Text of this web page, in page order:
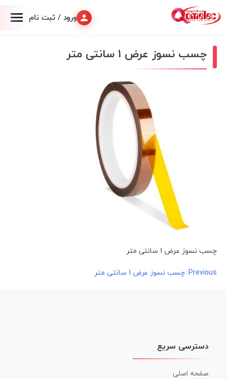
ورود / ثبت نام
چسب نسوز عرض 1 سانتی متر
چسب نسوز عرض 1 سانتی متر
راهبری
Previous: چسب نسوز عرض 1 سانتی متر
دسترسی سریع
صفحه اصلی